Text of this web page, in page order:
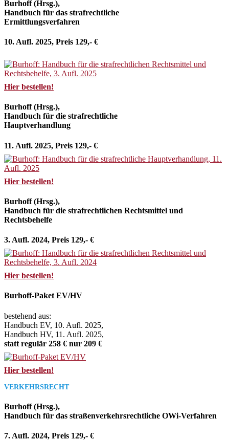
Burhoff (Hrsg.),
Handbuch für das strafrechtliche
Ermittlungsverfahren
10. Aufl. 2025, Preis 129,- €
Hier bestellen!
Burhoff (Hrsg.),
Handbuch für die strafrechtliche
Hauptverhandlung
11. Aufl. 2025, Preis 129,- €
Hier bestellen!
Burhoff (Hrsg.),
Handbuch für die strafrechtlichen Rechtsmittel und
Rechtsbehelfe
3. Aufl. 2024, Preis 129,- €
Hier bestellen!
Burhoff-Paket EV/HV
bestehend aus:
Handbuch EV, 10. Aufl. 2025,
Handbuch HV, 11. Aufl. 2025,
statt regulär 258 € nur 209 €
Hier bestellen!
VERKEHRSRECHT
Burhoff (Hrsg.),
Handbuch für das straßenverkehrsrechtliche OWi-Verfahren
7. Aufl. 2024, Preis 129,- €